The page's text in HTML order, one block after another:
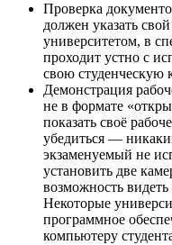
Проверка
должен указать
университетом, в
проходит устно с
свою студенческую
Демонстрация
не в формате
показать своё
убедиться —
экзаменуемый не
установить две
возможность
Некоторые
программное
компьютеру